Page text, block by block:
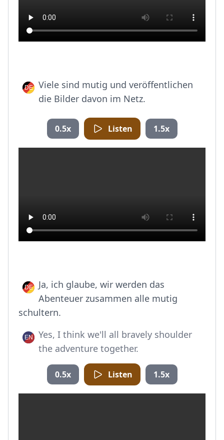
Viele sind mutig und veröffentlichen
die Bilder davon im Netz.
0.5x Listen 1.5x
Ja, ich glaube, wir werden das
Abenteuer zusammen alle mutig
schultern.
Yes, I think we'll all bravely shoulder
the adventure together.
0.5x Listen 1.5x